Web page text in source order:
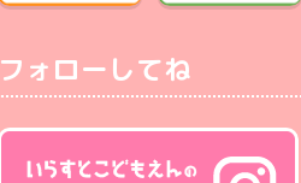
フォローしてね